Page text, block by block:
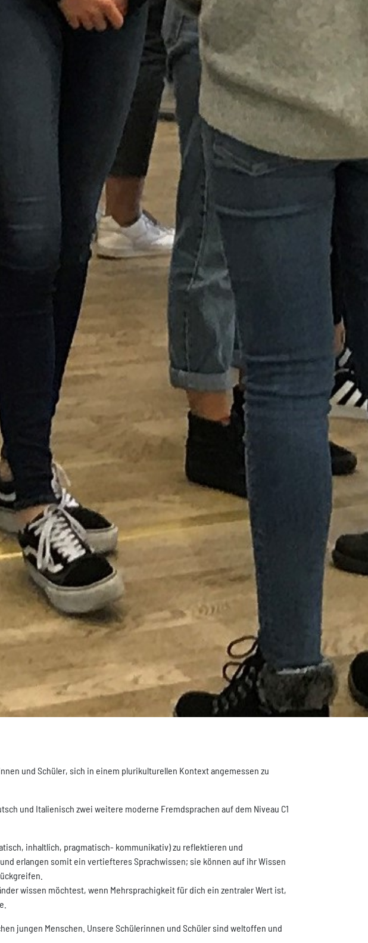
und Schüler, sich in einem plurikulturellen Kontext angemessen zu
und Italienisch zwei weitere moderne Fremdsprachen auf dem Niveau C1
inhaltlich, pragmatisch- kommunikativ) zu reflektieren und
erlangen somit ein vertiefteres Sprachwissen; sie können auf ihr Wissen
wissen möchtest, wenn Mehrsprachigkeit für dich ein zentraler Wert ist,
jungen Menschen. Unsere Schülerinnen und Schüler sind weltoffen und